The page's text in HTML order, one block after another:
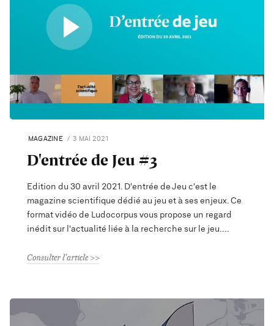
MAGAZINE 3 MAI 2021
D'entrée de Jeu #3
Edition du 30 avril 2021. D'entrée de Jeu c'est le
magazine scientifique dédié au jeu et à ses enjeux. Ce
format vidéo de Ludocorpus vous propose un regard
inédit sur l'actualité liée à la recherche sur le jeu.
Consulter l'article